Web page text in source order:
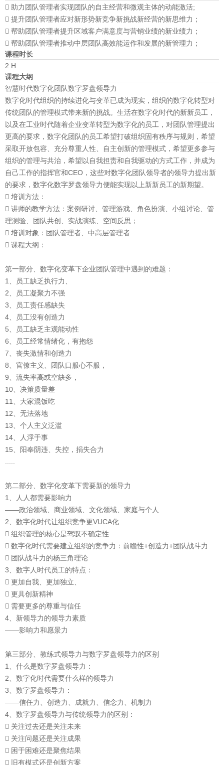
 助力团队管理者实现团队的自主经营和微观主体的动能激活;
 提升团队管理者应对新形势新竞争新挑战新经营的新思维力；
 帮助团队管理者提升区域客户满意度与营销业绩的新业绩力；
 帮助团队管理者推动中层团队高效能运作和发展的新管理力；
课程时长
2 H
课程大纲
智慧时代数字化团队数字罗盘领导力
数字化时代组织的持续进化与变革已成为现实，组织的数字化转型对
传统团队的管理模式带来新的挑战。生活在数字化时代的新新员工，
以及在工业时代随着企业变革转型为数字化的员工，对团队管理提出
更高的要求，数字化团队的员工希望打破组织固有秩序与规则，希望
采取开放包容、充分尊重人性、自主创新的管理模式，希望更多参与
组织的管理与共治，希望以自我担责和自我驱动的方式工作，并成为
自己工作的指挥官和CEO，这些对数字化团队领导者的领导力提出新
的要求，数字化数字罗盘领导力便能实现以上新新员工的新期望。
 培训方法：
 讲师的教学方法：案例研讨、管理游戏、角色扮演、小组讨论、管
理测验、团队共创、实战演练、空间反思；
 培训对象：团队管理者、中高层管理者
 课程大纲：
第一部分、数字化变革下企业团队管理中遇到的难题：
1、员工缺乏执行力、
2、员工凝聚力不强
3、员工责任感缺失
4、员工没有创造力
5、员工缺乏主观能动性
6、员工经常情绪化，有抱怨
7、丧失激情和创造力
8、官僚主义、团队口服心不服，
9、流失率高或空缺多，
10、决策质量差
11、大家混饭吃
12、无法落地
13、个人主义泛滥
14、人浮于事
15、阳奉阴违、失控，捐失合力
第二部分、数字化变革下需要新的领导力
1、人人都需要影响力
——政治领域、商业领域、文化领域、家庭与个人
2、数字化时代让组织竞争更VUCA化
 组织管理的核心是驾驭不确定性
 数字化时代需要建立组织的竞争力：前瞻性+创造力+团队战斗力
 团队战斗力的杨三角理论
3、数字人时代员工的特点：
 更加自我、更加独立、
 更具创新精神
 需要更多的尊重与信任
4、新领导力的领导力素质
——影响力和愿景力
第三部分、教练式领导力与数字罗盘领导力的区别
1、什么是数字罗盘领导力：
2、数字化时代需要什么样的领导力
3、数字罗盘领导力：
——信任力、创造力、成就力、信念力、机制力
4、数字罗盘领导力与传统领导力的区别：
 关注过去还是关注未来
 关注问题还是关注成果
 困于困难还是聚焦结果
 旧有模式还是创新方案